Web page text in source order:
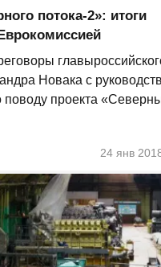
потока-2»: итоги
Новака с
поводу проекта
24 янв